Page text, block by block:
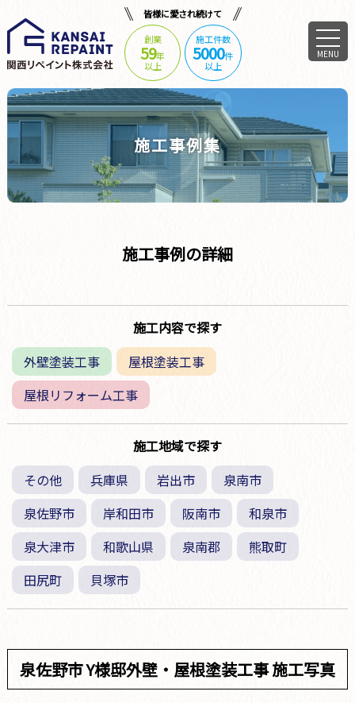
皆様に愛され続けて
創業
59年
以上
施工件数
5000件
以上
MENU
施工事例集
施工事例の詳細
施工内容で探す
外壁塗装工事
屋根塗装工事
屋根リフォーム工事
施工地域で探す
その他
兵庫県 岩出市
泉南市
泉佐野市
岸和田市 阪南市
和泉市
泉大津市
和歌山県 泉南郡
熊取町
田尻町
貝塚市
泉佐野市 Y様邸外壁・屋根塗装工事 施工写真